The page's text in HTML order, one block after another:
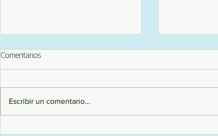
Servidor de UTEC Gaming
Comentarios
Escribir un comentario...